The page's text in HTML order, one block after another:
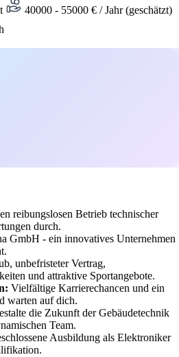
40000 - 55000 € / Jahr (geschätzt)
reibungslosen Betrieb technischer
durch.
GmbH - ein innovatives Unternehmen
unbefristeter Vertrag,
und attraktive Sportangebote.
Vielfältige Karrierechancen und ein
warten auf dich.
die Zukunft der Gebäudetechnik
Team.
Ausbildung als Elektroniker